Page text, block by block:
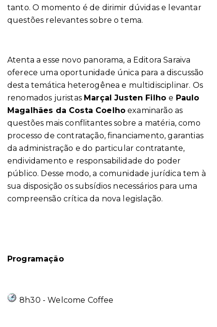
tanto. O momento é de dirimir dúvidas e levantar
questões relevantes sobre o tema.
Atenta a esse novo panorama, a Editora Saraiva
oferece uma oportunidade única para a discussão
desta temática heterogênea e multidisciplinar. Os
renomados juristas Marçal Justen Filhoe Paulo
Magalhães da Costa Coelho examinarão as
questões mais conflitantes sobre a matéria, como
processo de contratação, financiamento, garantias
da administração e do particular contratante,
endividamento e responsabilidade do poder
público. Desse modo, a comunidade jurídica tem à
sua disposição os subsídios necessários para uma
compreensão crítica da nova legislação.
Programação
8h30 - Welcome Coffee